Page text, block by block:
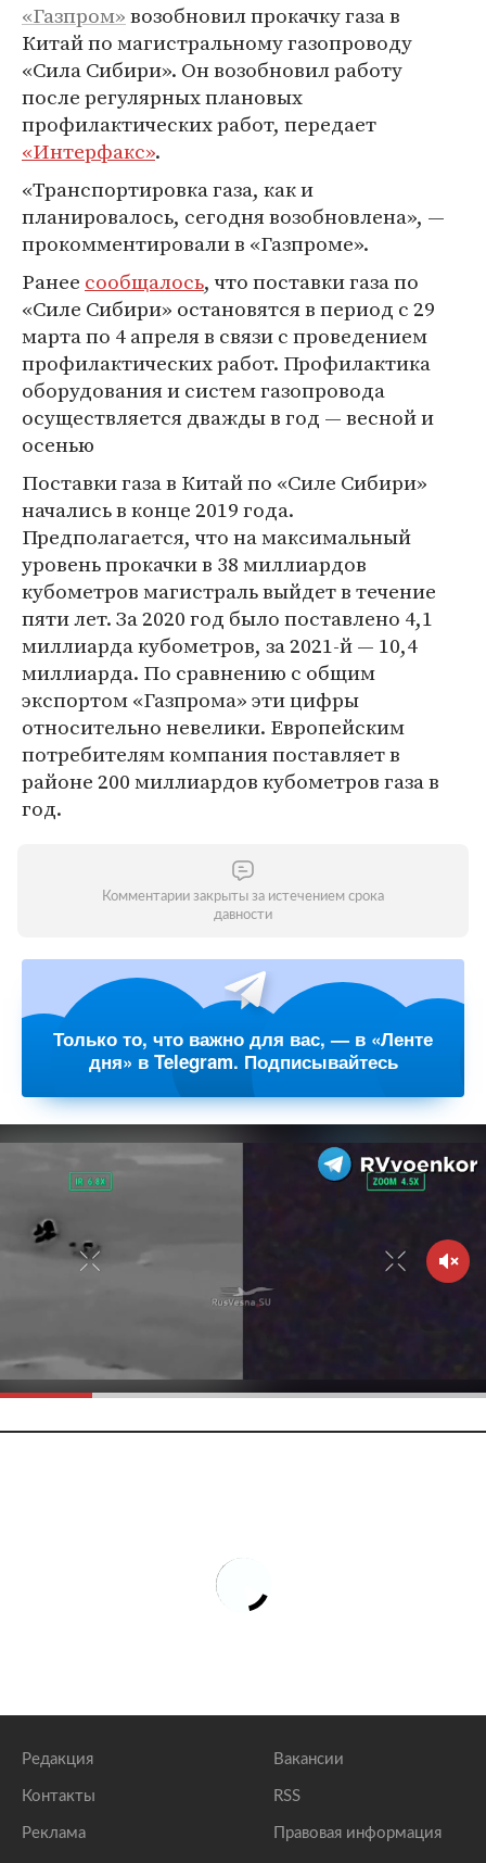
«Газпром»возобновил прокачку газа в
Китай по магистральному газопроводу
«Сила Сибири». Он возобновил работу
после регулярных плановых
профилактических работ, передает
«Интерфакс».
«Транспортировка газа, как и
планировалось, сегодня возобновлена», —
прокомментировали в «Газпроме».
Ранее сообщалось, что поставки газа по
«Силе Сибири» остановятся в период с 29
марта по 4 апреля в связи с проведением
профилактических работ. Профилактика
оборудования и систем газопровода
осуществляется дважды в год — весной и
осенью
Поставки газа в Китай по «Силе Сибири»
начались в конце 2019 года.
Предполагается, что на максимальный
уровень прокачки в 38 миллиардов
кубометров магистраль выйдет в течение
пяти лет. За 2020 год было поставлено 4,1
миллиарда кубометров, за 2021-й — 10,4
миллиарда. По сравнению с общим
экспортом «Газпрома» эти цифры
относительно невелики. Европейским
потребителям компания поставляет в
районе 200 миллиардов кубометров газа в
год.
Комментарии закрыты за истечением срока
давности
Только то, что важно для вас, — в «Ленте
дня» в Telegram. Подписывайтесь
Редакция
Контакты
Реклама
Вакансии
RSS
Правовая информация